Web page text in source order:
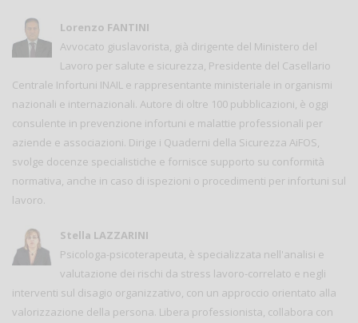
Lorenzo FANTINI
Avvocato giuslavorista, già dirigente del Ministero del
Lavoro per salute e sicurezza, Presidente del Casellario
Centrale Infortuni INAIL e rappresentante ministeriale in organismi
nazionali e internazionali. Autore di oltre 100 pubblicazioni, è oggi
consulente in prevenzione infortuni e malattie professionali per
aziende e associazioni. Dirige i Quaderni della Sicurezza AiFOS,
svolge docenze specialistiche e fornisce supporto su conformità
normativa, anche in caso di ispezioni o procedimenti per infortuni sul
lavoro.
Stella LAZZARINI
Psicologa-psicoterapeuta, è specializzata nell'analisi e
valutazione dei rischi da stress lavoro-correlato e negli
interventi sul disagio organizzativo, con un approccio orientato alla
valorizzazione della persona. Libera professionista, collabora con